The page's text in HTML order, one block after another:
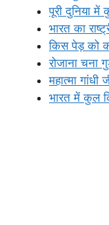
पूरी दुनिया
भारत का
किस पेड़ को
रोजाना चना
महात्मा
भारत में कुल